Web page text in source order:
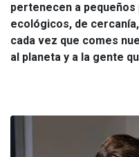
pertenecen a
ecológicos, de
cada vez que comes
al planeta y a la gente